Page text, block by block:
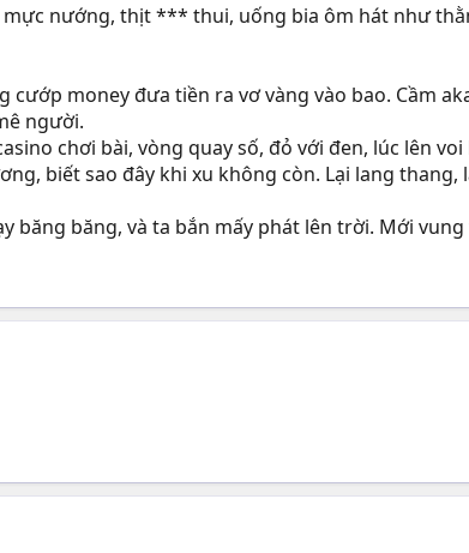
nướng, thịt *** thui, uống bia ôm hát như
money đưa tiền ra vơ vàng vào bao. Cầm
người.
chơi bài, vòng quay số, đỏ với đen, lúc lên
biết sao đây khi xu không còn. Lại lang thang,
băng băng, và ta bắn mấy phát lên trời. Mới